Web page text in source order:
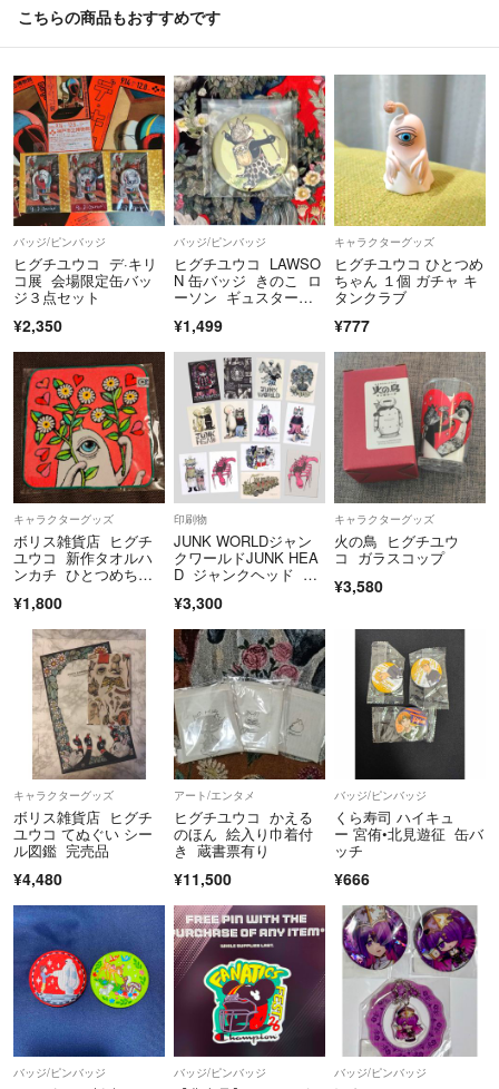
こちらの商品もおすすめです
バッジ/ピンバッジ
ヒグチユウコ デ·キリ
コ展 会場限定缶バッ
ジ３点セット
¥2,350
バッジ/ピンバッジ
ヒグチユウコ LAWSO
N 缶バッジ きのこ ロ
ーソン ギュスター
¥1,499
キャラクターグッズ
ヒグチユウコ ひとつめ
ちゃん １個 ガチャ キ
タンクラブ
¥777
キャラクターグッズ
ボリス雑貨店 ヒグチ
ユウコ 新作タオルハ
ンカチ ひとつめちゃ
¥1,800
印刷物
JUNK WORLDジャン
クワールドJUNK HEA
D ジャンクヘッド 堀
グチユウコポストカー
¥3,300
キャラクターグッズ
火の鳥 ヒグチユウ
コ ガラスコップ
¥3,580
キャラクターグッズ
ボリス雑貨店 ヒグチ
ユウコ てぬぐい シー
ル図鑑 完売品
¥4,480
アート/エンタメ
ヒグチユウコ かえる
のほん 絵入り巾着付
き 蔵書票有り
¥11,500
バッジ/ピンバッジ
くら寿司 ハイキュ
ー 宮侑•北見遊征 缶バ
ッチ
¥666
バッジ/ピンバッジ バッジ/ピンバッジ バッジ/ピンバッジ